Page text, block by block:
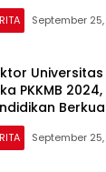
September
PKKMB
September